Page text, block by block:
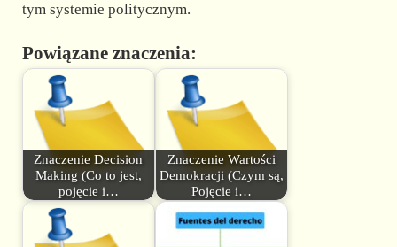
tym systemie politycznym.
Powiązane znaczenia:
Znaczenie Decision
Making (Co to jest,
pojęcie i…
Znaczenie Wartości
Demokracji (Czym są,
Pojęcie i…